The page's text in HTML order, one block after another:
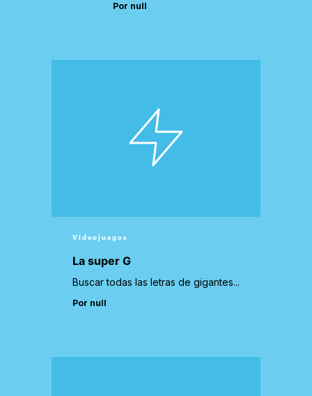
Por null
Videojuegos
La super G
Buscar todas las letras de gigantes...
Por null